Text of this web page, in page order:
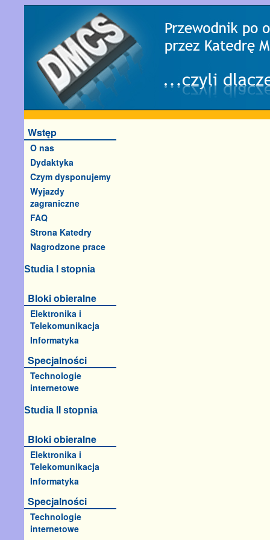
Wstęp
O nas
Dydaktyka
Czym dysponujemy
Wyjazdy
zagraniczne
FAQ
Strona Katedry
Nagrodzone prace
Studia I stopnia
Bloki obieralne
Elektronika i
Telekomunikacja
Informatyka
Specjalności
Technologie
internetowe
Studia II stopnia
Bloki obieralne
Elektronika i
Telekomunikacja
Informatyka
Specjalności
Technologie
internetowe